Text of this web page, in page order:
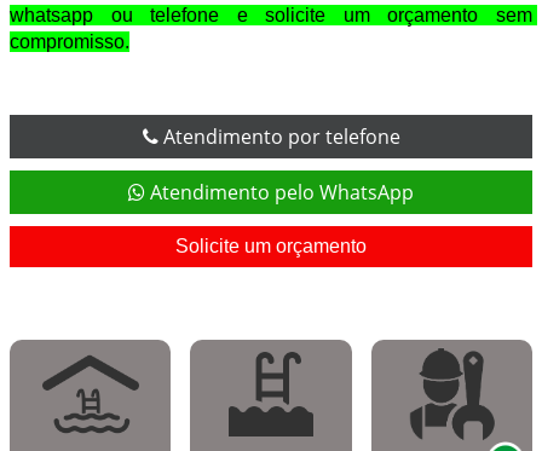
whatsapp ou telefone e solicite um orçamento sem
compromisso.
Atendimento por telefone
Atendimento pelo WhatsApp
Solicite um orçamento